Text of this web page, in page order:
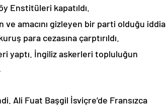
Enstitüleri kapatıldı.
ve amacını gizleyen bir parti olduğu iddia
para cezasına çarptırıldı.
yaptı. İngiliz askerleri topluluğun
Ali Fuat Başgil İsviçre’de Fransızca